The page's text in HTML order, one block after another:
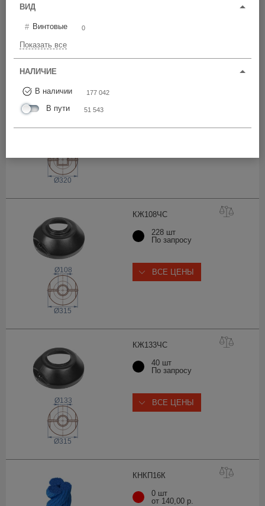
ВИД
Винтовые 0
Показать все
НАЛИЧИЕ
В наличии 177 042
В пути 51 543
Ø315
Ø320
КЖ108ЧС
Ø108
Ø315
228 шт
По запросу
ВСЕ ЦЕНЫ
КЖ133ЧС
Ø133
Ø315
40 шт
По запросу
ВСЕ ЦЕНЫ
КНКП16К
0 шт
от 140,00 р.